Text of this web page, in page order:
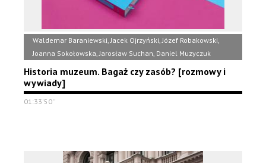
Waldemar Baraniewski, Jacek Ojrzyński, Józef Robakowski,
Joanna Sokołowska, Jarosław Suchan, Daniel Muzyczuk
Historia muzeum. Bagaż czy zasób? [rozmowy i
wywiady]
01:33'50''